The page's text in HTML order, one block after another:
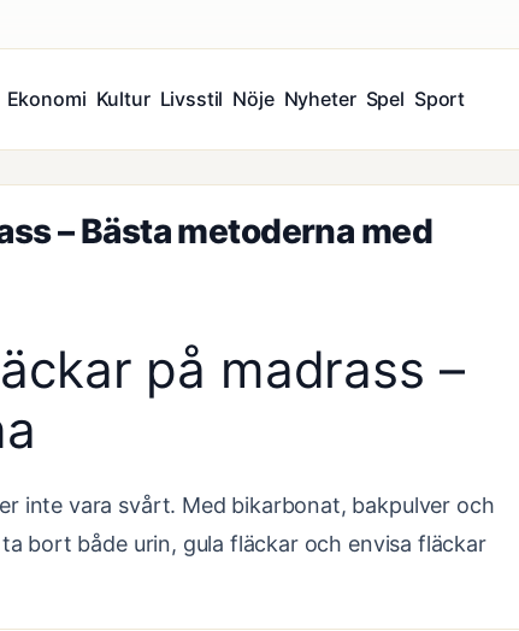
Ekonomi Kultur Livsstil Nöje Nyheter Spel Sport
– Bästa metoderna med
på madrass –
inte vara svårt. Med bikarbonat, bakpulver och
bort både urin, gula fläckar och envisa fläckar